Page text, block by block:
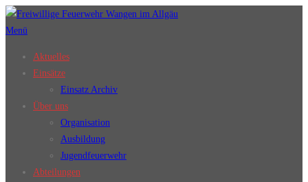
Zum
Inhalt
Menü
Aktuelles
Einsätze
Einsatz Archiv
Über uns
Organisation
Ausbildung
Jugendfeuerwehr
Abteilungen